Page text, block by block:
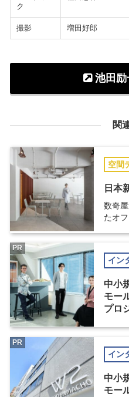
ク
撮影 増田好郎
池田励
関
空間
日本
数奇
たオ
イン
中小
モー
プロ
PR
イン
中小
モー
PR